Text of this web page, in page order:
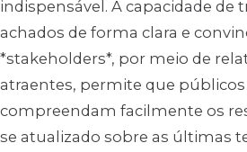
indispensável. A capacidade de
achados de forma clara e
*stakeholders*, por meio de
atraentes, permite que
compreendam facilmente os
se atualizado sobre as últimas